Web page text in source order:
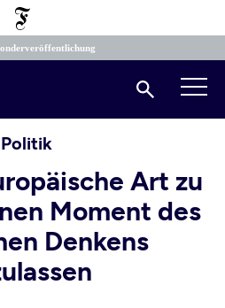
Politik
Art zu
Moment des
Denkens